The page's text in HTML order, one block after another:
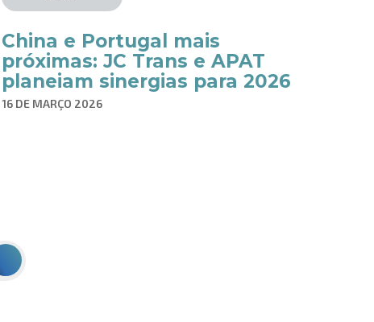
China e Portugal mais
próximas: JC Trans e APAT
planeiam sinergias para 2026
16 DE MARÇO 2026